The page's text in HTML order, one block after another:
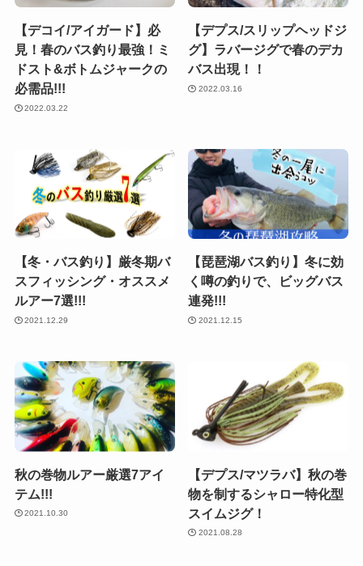
【デコイ/アイガード】必
見！春のバス釣り最強！ミ
ドスト&ボトムジャークの
必需品!!!
2022.03.22
【デプス/スリップヘッドジ
グ】ラバージグで春のデカ
バス出現！！
2022.03.16
【冬・バス釣り】厳冬期バ
スフィッシング・オススメ
ルアー7選!!!
2021.12.29
【琵琶湖バス釣り】冬に効
く噂の釣りで、ビッグバス
連発!!!
2021.12.15
秋の巻物ルアー厳選7アイ
テム!!!
2021.10.30
【デプス/マツラバ】秋の巻
物を制するシャロー特化型
スイムジグ！
2021.08.28